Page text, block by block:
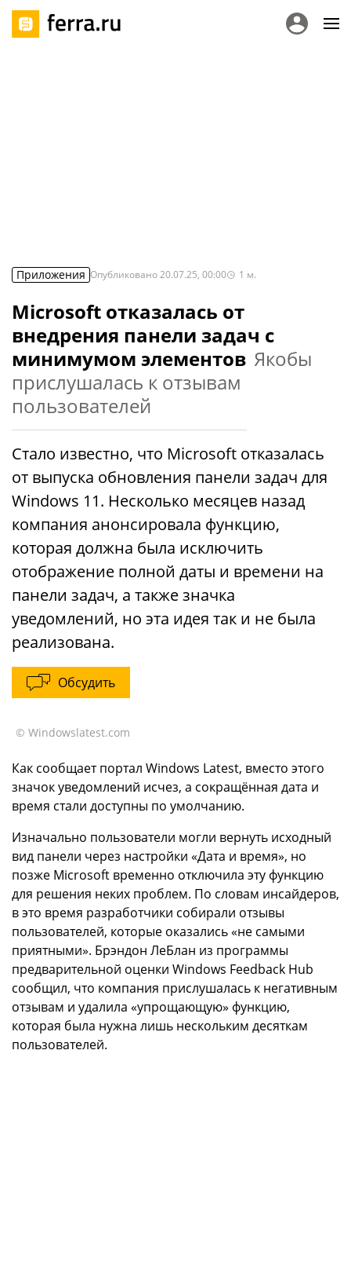
Приложения Опубликовано20.07.25, 00:00 1 м.
Microsoft отказалась от
внедрения панели задач с
минимумом элементов Якобы
прислушалась к отзывам
пользователей
Стало известно, что Microsoft отказалась
от выпуска обновления панели задач для
Windows 11. Несколько месяцев назад
компания анонсировала функцию,
которая должна была исключить
отображение полной даты и времени на
панели задач, а также значка
уведомлений, но эта идея так и не была
реализована.
Обсудить
© Windowslatest.com
Как сообщает портал Windows Latest, вместо этого
значок уведомлений исчез, а сокращённая дата и
время стали доступны по умолчанию.
Изначально пользователи могли вернуть исходный
вид панели через настройки «Дата и время», но
позже Microsoft временно отключила эту функцию
для решения неких проблем. По словам инсайдеров,
в это время разработчики собирали отзывы
пользователей, которые оказались «не самыми
приятными». Брэндон ЛеБлан из программы
предварительной оценки Windows Feedback Hub
сообщил, что компания прислушалась к негативным
отзывам и удалила «упрощающую» функцию,
которая была нужна лишь нескольким десяткам
пользователей.